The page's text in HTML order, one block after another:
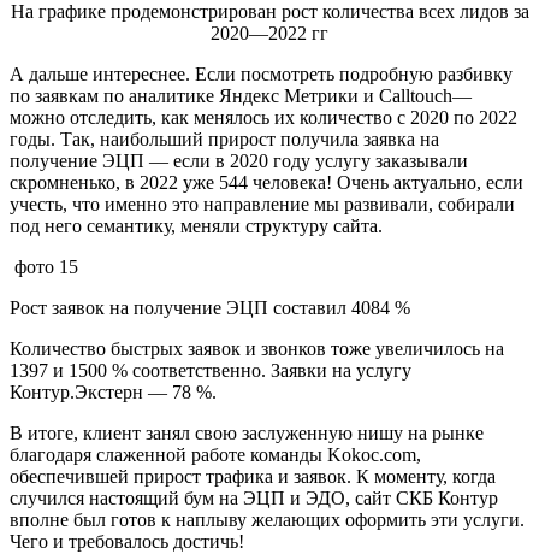
На графике продемонстрирован рост количества всех лидов за
2020—2022 гг
А дальше интереснее. Если посмотреть подробную разбивку
по заявкам по аналитике Яндекс Метрики и Calltouch—
можно отследить, как менялось их количество с 2020 по 2022
годы. Так, наибольший прирост получила заявка на
получение ЭЦП — если в 2020 году услугу заказывали
скромненько, в 2022 уже 544 человека! Очень актуально, если
учесть, что именно это направление мы развивали, собирали
под него семантику, меняли структуру сайта.
фото 15
Рост заявок на получение ЭЦП составил 4084 %
Количество быстрых заявок и звонков тоже увеличилось на
1397 и 1500 % соответственно. Заявки на услугу
Контур.Экстерн — 78 %.
В итоге, клиент занял свою заслуженную нишу на рынке
благодаря слаженной работе команды Kokoc.com,
обеспечившей прирост трафика и заявок. К моменту, когда
случился настоящий бум на ЭЦП и ЭДО, сайт СКБ Контур
вполне был готов к наплыву желающих оформить эти услуги.
Чего и требовалось достичь!